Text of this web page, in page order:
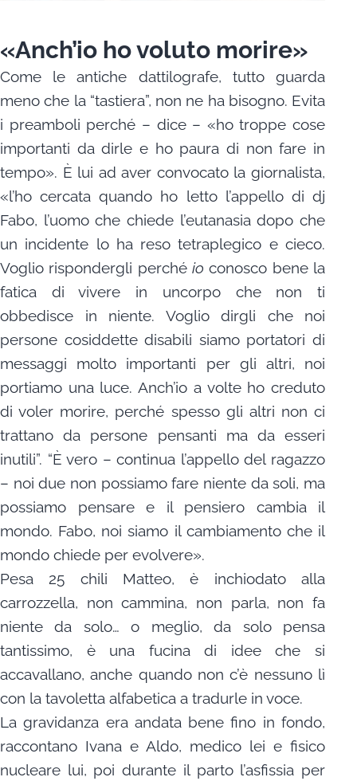
«Anch’io ho voluto morire»
Come le antiche dattilografe, tutto guarda
meno che la “tastiera”, non ne ha bisogno. Evita
i preamboli perché – dice – «ho troppe cose
importanti da dirle e ho paura di non fare in
tempo». È lui ad aver convocato la giornalista,
«l’ho cercata quando ho letto l’appello di dj
Fabo, l’uomo che chiede l’eutanasia dopo che
un incidente lo ha reso tetraplegico e cieco.
Voglio rispondergli perché ioconosco bene la
fatica di vivere in uncorpo che non ti
obbedisce in niente. Voglio dirgli che noi
persone cosiddette disabili siamo portatori di
messaggi molto importanti per gli altri, noi
portiamo una luce. Anch’io a volte ho creduto
di voler morire, perché spesso gli altri non ci
trattano da persone pensanti ma da esseri
inutili”. “È vero – continua l’appello del ragazzo
– noi due non possiamo fare niente da soli, ma
possiamo pensare e il pensiero cambia il
mondo. Fabo, noi siamo il cambiamento che il
mondo chiede per evolvere».
Pesa 25 chili Matteo, è inchiodato alla
carrozzella, non cammina, non parla, non fa
niente da solo… o meglio, da solo pensa
tantissimo, è una fucina di idee che si
accavallano, anche quando non c’è nessuno lì
con la tavoletta alfabetica a tradurle in voce.
La gravidanza era andata bene fino in fondo,
raccontano Ivana e Aldo, medico lei e fisico
nucleare lui, poi durante il parto l’asfissia per